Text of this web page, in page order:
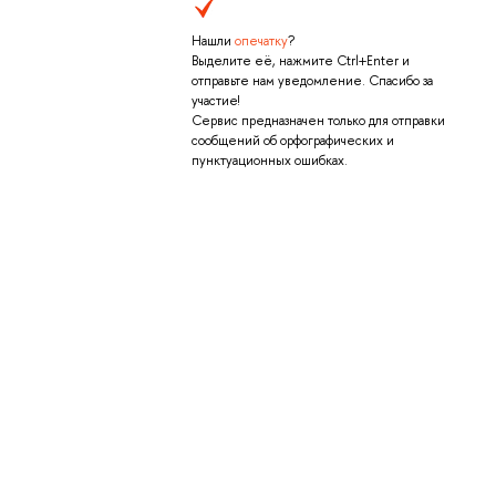
Нашли опечатку?
Выделите её, нажмите Ctrl+Enter и
отправьте нам уведомление. Спасибо за
участие!
Сервис предназначен только для отправки
сообщений об орфографических и
пунктуационных ошибках.